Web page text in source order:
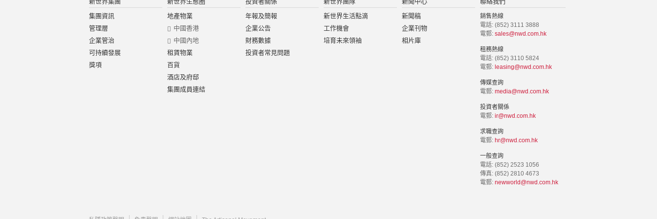
集團資訊
管理層
企業管治
可持續發展
獎項
地產物業
中國香港
中國內地
租賃物業
百貨
酒店及府邸
集團成員連結
年報及簡報
企業公告
財務數據
投資者常見問題
新世界生活點滴
工作機會
培育未來領袖
新聞稿
企業刊物
相片庫
銷售熱線
電話: (852) 3111 3888
電郵: sales@nwd.com.hk
租務熱線
電話: (852) 3110 5824
電郵: leasing@nwd.com.hk
傳媒查詢
電郵: media@nwd.com.hk
投資者關係
電郵: ir@nwd.com.hk
求職查詢
電郵: hr@nwd.com.hk
一般查詢
電話: (852) 2523 1056
傳真: (852) 2810 4673
電郵: newworld@nwd.com.hk